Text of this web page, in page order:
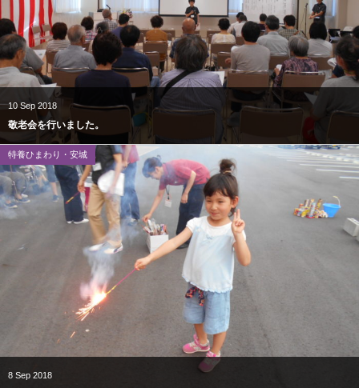
10 Sep 2018
敬老会を行いました。
特養ひまわり・安城
8 Sep 2018
ハーモニーホール